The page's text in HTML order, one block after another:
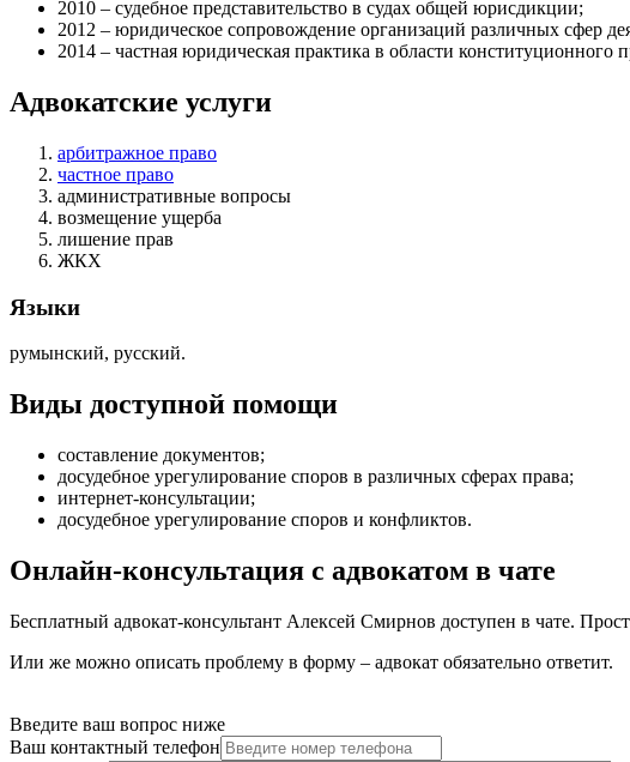
2010 – судебное представительство в судах общей юрисдикции;
2012 – юридическое сопровождение организаций различных сфер
2014 – частная юридическая практика в области конституционного
Адвокатские услуги
арбитражное право
частное право
административные вопросы
возмещение ущерба
лишение прав
ЖКХ
Языки
румынский, русский.
Виды доступной помощи
составление документов;
досудебное урегулирование споров в различных сферах права;
интернет-консультации;
досудебное урегулирование споров и конфликтов.
Онлайн-консультация с адвокатом в чате
Бесплатный адвокат-консультант Алексей Смирнов доступен в чате.
Или же можно описать проблему в форму – адвокат обязательно ответит.
Введите ваш вопрос ниже
Ваш контактный телефон